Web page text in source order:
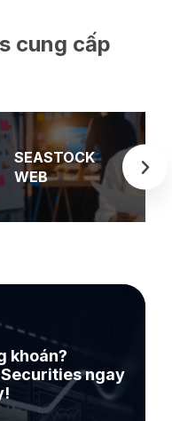
cung cấp
khoán?
ngay